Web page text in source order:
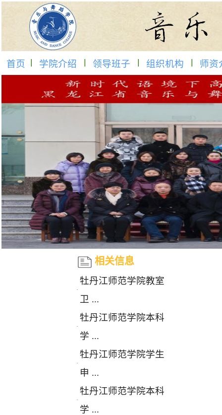
首页 学院介绍 领导班子 组织机构 师
相关信息
·
牡丹江师范学院教室
卫 ...
·
牡丹江师范学院本科
学 ...
·
牡丹江师范学院学生
申 ...
·
牡丹江师范学院本科
学 ...